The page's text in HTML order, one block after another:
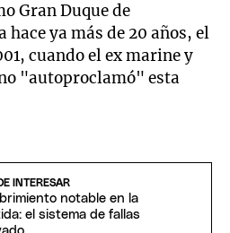
Gran Duque de
hace ya más de 20 años, el
cuando el ex marine y
"autoproclamó" esta
INTERESAR
notable en la
el sistema de fallas